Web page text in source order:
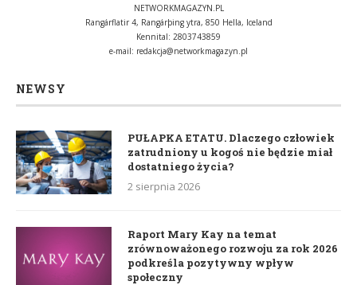
NETWORKMAGAZYN.PL
Rangárflatir 4, Rangárþing ytra, 850 Hella, Iceland
Kennital: 2803743859
e-mail: redakcja@networkmagazyn.pl
NEWSY
PUŁAPKA ETATU. Dlaczego człowiek
zatrudniony u kogoś nie będzie miał
dostatniego życia?
2 sierpnia 2026
Raport Mary Kay na temat
zrównoważonego rozwoju za rok 2026
podkreśla pozytywny wpływ
społeczny